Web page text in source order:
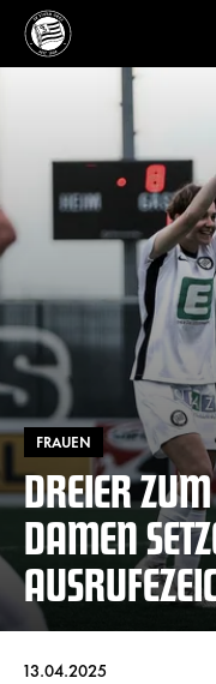
FRAUEN
DREIER
DAMEN
13.04.2025